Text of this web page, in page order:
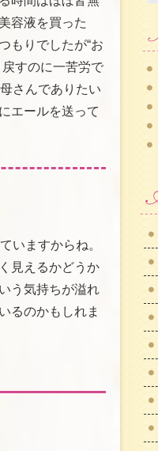
容液を買った
もりでしたが“お
すのに一苦労で
さんでありたい
エールを送って
いますからね。
見えるかどうか
う気持ちが溢れ
るのかもしれま